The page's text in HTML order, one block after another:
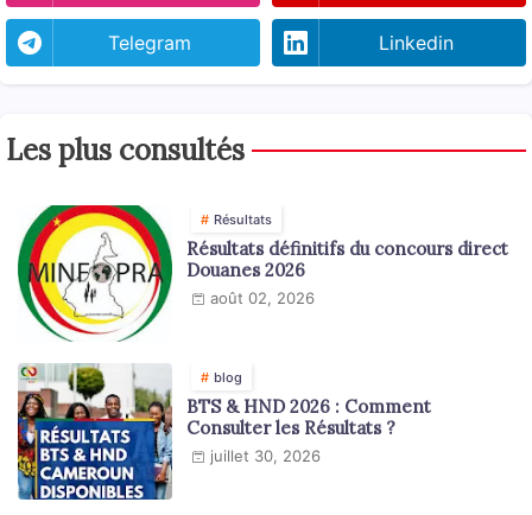
Telegram Linkedin
Les plus consultés
Résultats
Résultats définitifs du concours direct
Douanes 2026
août 02, 2026
blog
BTS & HND 2026 : Comment
Consulter les Résultats ?
juillet 30, 2026